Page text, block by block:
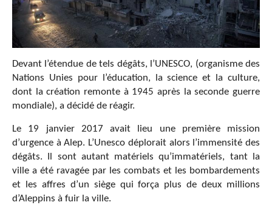
Devant l’étendue de tels dégâts, l’UNESCO, (organisme des
Nations Unies pour l’éducation, la science et la culture,
dont la création remonte à 1945 après la seconde guerre
mondiale), a décidé de réagir.
Le 19 janvier 2017 avait lieu une première mission
d’urgence à Alep. L’Unesco déplorait alors l’immensité des
dégâts. Il sont autant matériels qu’immatériels, tant la
ville a été ravagée par les combats et les bombardements
et les affres d’un siège qui força plus de deux millions
d’Aleppins à fuir la ville.